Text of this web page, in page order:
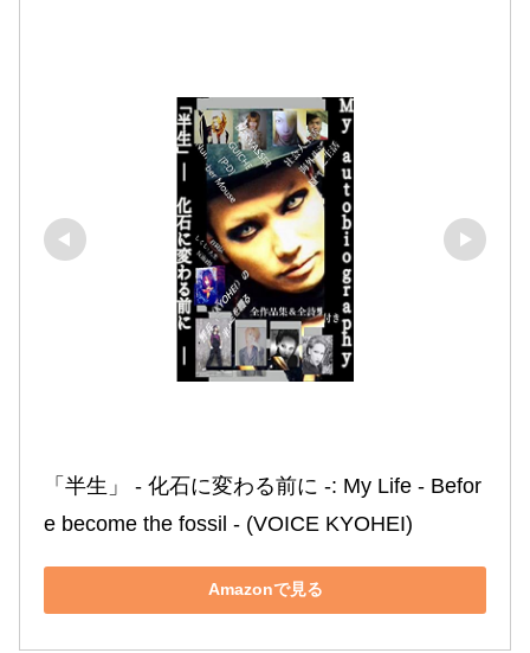
「半生」 ‐ 化石に変わる前に ‐: My Life ‐ Befor
e become the fossil ‐ (VOICE KYOHEI)
Amazonで見る